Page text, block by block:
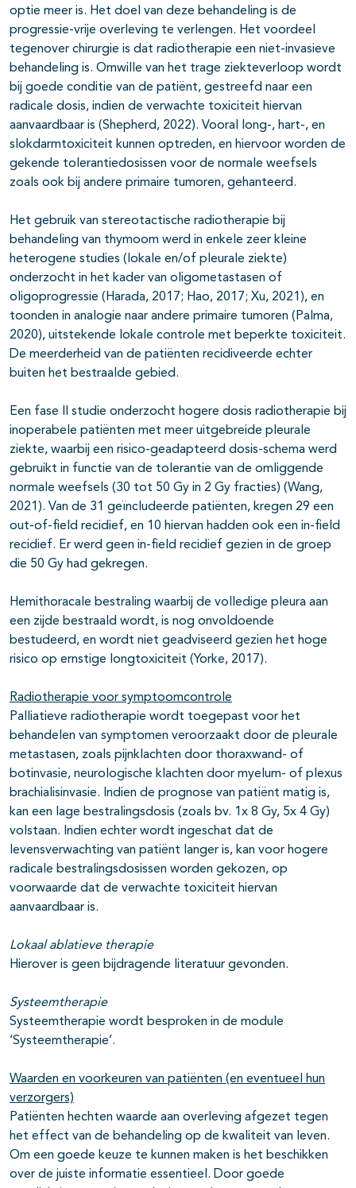
optie meer is. Het doel van deze behandeling is de
progressie-vrije overleving te verlengen. Het voordeel
tegenover chirurgie is dat radiotherapie een niet-invasieve
behandeling is. Omwille van het trage ziekteverloop wordt
bij goede conditie van de patiënt, gestreefd naar een
radicale dosis, indien de verwachte toxiciteit hiervan
aanvaardbaar is (Shepherd, 2022). Vooral long-, hart-, en
slokdarmtoxiciteit kunnen optreden, en hiervoor worden de
gekende tolerantiedosissen voor de normale weefsels
zoals ook bij andere primaire tumoren, gehanteerd.
Het gebruik van stereotactische radiotherapie bij
behandeling van thymoom werd in enkele zeer kleine
heterogene studies (lokale en/of pleurale ziekte)
onderzocht in het kader van oligometastasen of
oligoprogressie (Harada, 2017; Hao, 2017; Xu, 2021), en
toonden in analogie naar andere primaire tumoren (Palma,
2020), uitstekende lokale controle met beperkte toxiciteit.
De meerderheid van de patiënten recidiveerde echter
buiten het bestraalde gebied.
Een fase II studie onderzocht hogere dosis radiotherapie bij
inoperabele patiënten met meer uitgebreide pleurale
ziekte, waarbij een risico-geadapteerd dosis-schema werd
gebruikt in functie van de tolerantie van de omliggende
normale weefsels (30 tot 50 Gy in 2 Gy fracties) (Wang,
2021). Van de 31 geïncludeerde patiënten, kregen 29 een
out-of-field recidief, en 10 hiervan hadden ook een in-field
recidief. Er werd geen in-field recidief gezien in de groep
die 50 Gy had gekregen.
Hemithoracale bestraling waarbij de volledige pleura aan
een zijde bestraald wordt, is nog onvoldoende
bestudeerd, en wordt niet geadviseerd gezien het hoge
risico op ernstige longtoxiciteit (Yorke, 2017).
Radiotherapie voor symptoomcontrole
Palliatieve radiotherapie wordt toegepast voor het
behandelen van symptomen veroorzaakt door de pleurale
metastasen, zoals pijnklachten door thoraxwand- of
botinvasie, neurologische klachten door myelum- of plexus
brachialisinvasie. Indien de prognose van patiënt matig is,
kan een lage bestralingsdosis (zoals bv. 1x 8 Gy, 5x 4 Gy)
volstaan. Indien echter wordt ingeschat dat de
levensverwachting van patiënt langer is, kan voor hogere
radicale bestralingsdosissen worden gekozen, op
voorwaarde dat de verwachte toxiciteit hiervan
aanvaardbaar is.
Lokaal ablatieve therapie
Hierover is geen bijdragende literatuur gevonden.
Systeemtherapie
Systeemtherapie wordt besproken in de module
‘Systeemtherapie’.
Waarden en voorkeuren van patiënten (en eventueel hun
verzorgers)
Patiënten hechten waarde aan overleving afgezet tegen
het effect van de behandeling op de kwaliteit van leven.
Om een goede keuze te kunnen maken is het beschikken
over de juiste informatie essentieel. Door goede